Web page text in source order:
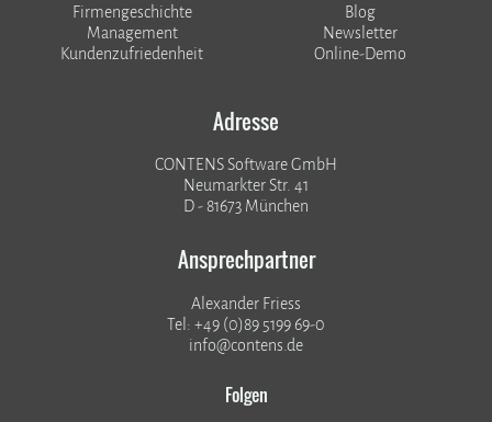
Firmengeschichte
Management
Kundenzufriedenheit
Blog
Newsletter
Online-Demo
Adresse
CONTENS Software GmbH
Neumarkter Str. 41
D - 81673 München
Ansprechpartner
Alexander Friess
Tel: +49 (0)89 5199 69-0
info@contens.de
Folgen